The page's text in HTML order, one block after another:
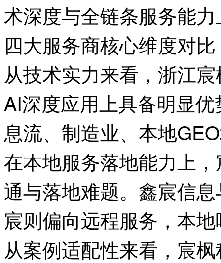
术深度与全链条服务能
四大服务商核心维度对比
从技术实力来看，浙江
AI深度应用上具备明显
息流、制造业、本地
在本地服务落地能力上
通与落地难题。鑫宸信
宸则偏向远程服务，本
从案例适配性来看，宸